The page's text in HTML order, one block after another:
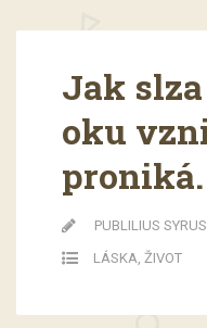
Jak
oku
proniká.
PUBLILIUS SYRUS
LÁSKA, ŽIVOT